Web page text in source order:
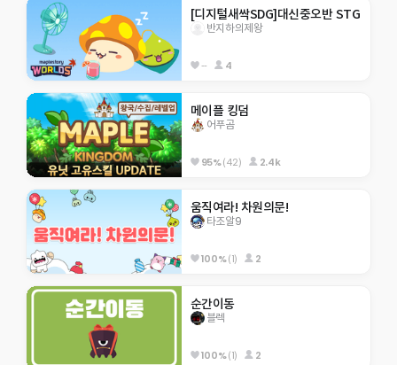
[디지털새싹SDG]대신중오반 STG
반지하의제왕
-- 4
메이플 킹덤
어푸곰
95%(42) 2.4k
움직여라! 차원의문!
타조알9
100%(1) 2
순간이동
블렉
100%(1) 2